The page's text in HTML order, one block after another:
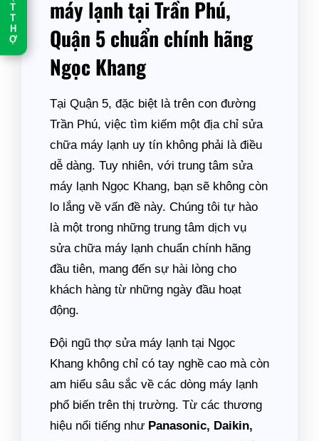
T
T
H
Ợ
máy lạnh tại Trần Phú,
Quận 5 chuẩn chính hãng
Ngọc Khang
Tại Quận 5, đặc biệt là trên con đường
Trần Phú, việc tìm kiếm một địa chỉ sửa
chữa máy lạnh uy tín không phải là điều
dễ dàng. Tuy nhiên, với trung tâm sửa
máy lạnh Ngọc Khang, bạn sẽ không còn
lo lắng về vấn đề này. Chúng tôi tự hào
là một trong những trung tâm dịch vụ
sửa chữa máy lạnh chuẩn chính hãng
đầu tiên, mang đến sự hài lòng cho
khách hàng từ những ngày đầu hoạt
động.
Đội ngũ thợ sửa máy lạnh tại Ngọc
Khang không chỉ có tay nghề cao mà còn
am hiểu sâu sắc về các dòng máy lạnh
phổ biến trên thị trường. Từ các thương
hiệu nổi tiếng như Panasonic, Daikin,